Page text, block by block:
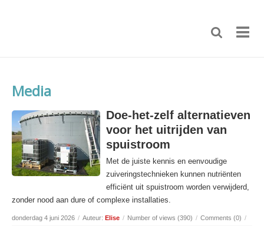
Media
Doe-het-zelf alternatieven
voor het uitrijden van
spuistroom
Met de juiste kennis en eenvoudige
zuiveringstechnieken kunnen nutriënten
efficiënt uit spuistroom worden verwijderd,
zonder nood aan dure of complexe installaties.
donderdag 4 juni 2026 / Auteur: Elise / Number of views (390) / Comments (0) /